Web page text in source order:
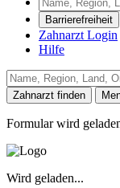
Barrierefreiheit
Zahnarzt Login
Hilfe
Zahnarzt finden
Formular wird
Wird geladen...